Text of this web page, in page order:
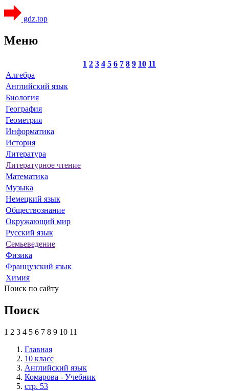
gdz.top
Меню
1 2 3 4 5 6 7 8 9 10 11
Алгебра
Английский язык
Биология
География
Геометрия
Информатика
История
Литература
Литературное чтение
Математика
Музыка
Немецкий язык
Обществознание
Окружающий мир
Русский язык
Семьеведение
Физика
Французский язык
Химия
Поиск по сайту
Поиск
1 2 3 4 5 6 7 8 9 10 11
Главная
10 класс
Английский язык
Комарова - Учебник
стр. 53